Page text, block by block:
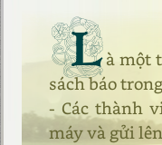
Là một
sách báo
- Các thành
máy và gửi